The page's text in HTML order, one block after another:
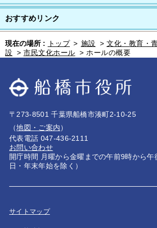
おすすめリンク
現在の場所 : トップ > 施設 > 文化・教育・
設
> 市民文化ホール > ホールの概要
〒273-8501 千葉県船橋市湊町2-10-25
（地図・ご案内）
代表電話 047-436-2111
お問い合わせ
開庁時間 月曜から金曜までの午前9時から
日・年末年始を除く）
サイトマップ